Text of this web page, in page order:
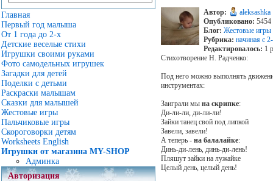
Главная
Первый год малыша
От 1 года до 2-х
Детские веселые стихи
Игрушки своими руками
Фото самодельных игрушек
Загадки для детей
Поделки с детьми
Раскраски малышам
Сказки для малышей
Жестовые игры
Пальчиковые игры
Скороговорки детям
Worksheets English
Игрушки от магазина MY-SHOP
Админка
Авторизация
Автор:
aleksashka
Опубликовано: 5454
Блог: Жестовые игры
Рубрика: начиная с
Редактировалось: 1
Стихотворение Н. Радченко:
Под него можно выполнять
инструментах:
Заиграли мы на скрипке:
Ди-ли-ли, ди-ли-ли!
Зайки танец свой под липкой
Завели, завели!
А теперь - на балалайке:
Динь-ди-лень, динь-ди-лень!
Пляшут зайки на лужайке
Целый день, целый день!